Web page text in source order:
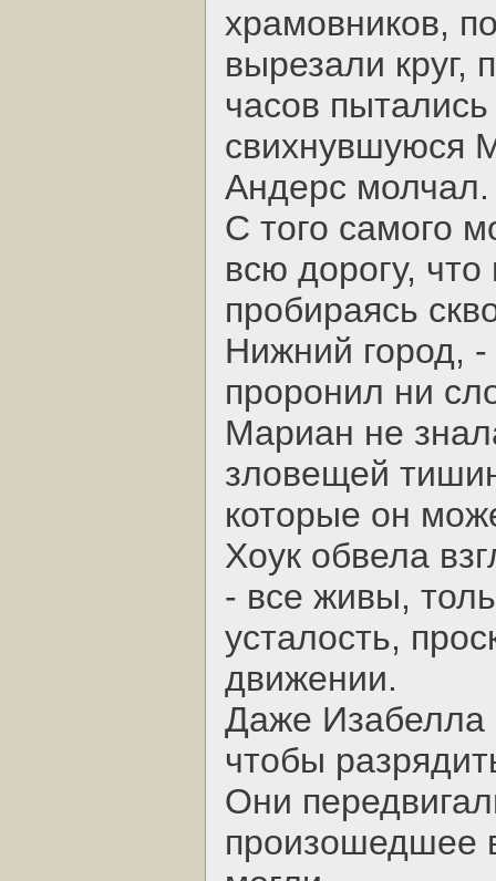
храмовников,
вырезали круг,
часов
свихнувшуюся
Андерс молчал.
С того самого
всю дорогу,
пробираясь
Нижний город,
проронил ни
Мариан не
зловещей
которые он
Хоук обвела
- все живы,
усталость,
движении.
Даже Изабелла
чтобы
Они
произошедшее